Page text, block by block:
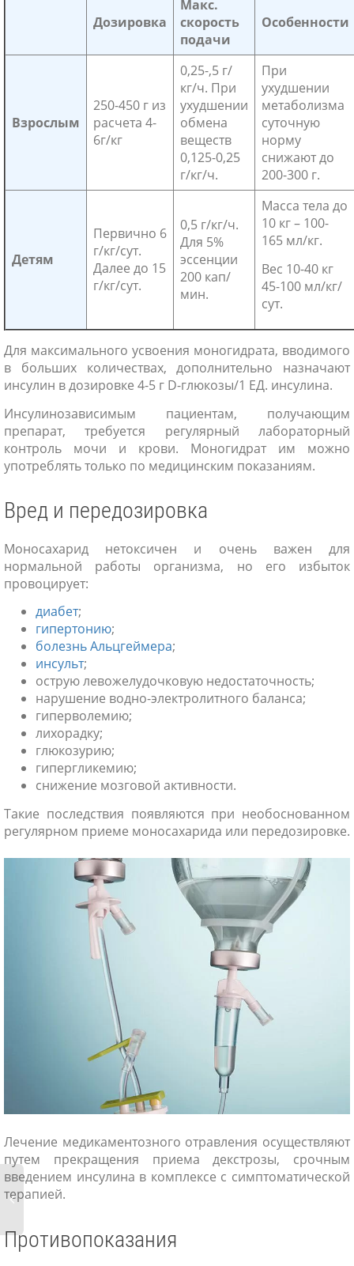
Дозировка
Макс.
скорость
подачи
Особенности
Взрослым
250-450 г из
расчета 4-
6г/кг
0,25-,5 г/
кг/ч. При
ухудшении
обмена
веществ
0,125-0,25
г/кг/ч.
При
ухудшении
метаболизма
суточную
норму
снижают до
200-300 г.
Детям
Первично 6
г/кг/сут.
Далее до 15
г/кг/сут.
0,5 г/кг/ч.
Для 5%
эссенции
200 кап/
мин.
Масса тела до
10 кг – 100-
165 мл/кг.
Вес 10-40 кг
45-100 мл/кг/
сут.
Для максимального усвоения моногидрата, вводимого
в больших количествах, дополнительно назначают
инсулин в дозировке 4-5 г D-глюкозы/1 ЕД. инсулина.
Инсулинозависимым пациентам, получающим
препарат, требуется регулярный лабораторный
контроль мочи и крови. Моногидрат им можно
употреблять только по медицинским показаниям.
Вред и передозировка
Моносахарид нетоксичен и очень важен для
нормальной работы организма, но его избыток
провоцирует:
диабет;
гипертонию;
болезнь Альцгеймера;
инсульт;
острую левожелудочковую недостаточность;
нарушение водно-электролитного баланса;
гиперволемию;
лихорадку;
глюкозурию;
гипергликемию;
снижение мозговой активности.
Такие последствия появляются при необоснованном
регулярном приеме моносахарида или передозировке.
Лечение медикаментозного отравления осуществляют
путем прекращения приема декстрозы, срочным
введением инсулина в комплексе с симптоматической
терапией.
Противопоказания